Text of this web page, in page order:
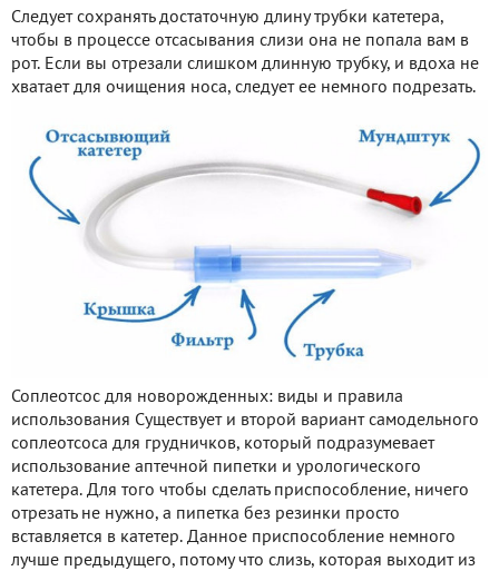
Следует сохранять достаточную длину трубки катетера,
чтобы в процессе отсасывания слизи она не попала вам в
рот. Если вы отрезали слишком длинную трубку, и вдоха не
хватает для очищения носа, следует ее немного подрезать.
Соплеотсос для новорожденных: виды и правила
использования Существует и второй вариант самодельного
соплеотсоса для грудничков, который подразумевает
использование аптечной пипетки и урологического
катетера. Для того чтобы сделать приспособление, ничего
отрезать не нужно, а пипетка без резинки просто
вставляется в катетер. Данное приспособление немного
лучше предыдущего, потому что слизь, которая выходит из